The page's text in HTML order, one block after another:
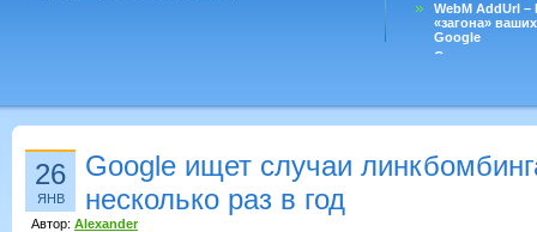
WebM AddUrl
«загона»
Google
Существует
26
ЯНВ
Google ищет случаи
несколько раз в год
Автор: Alexander